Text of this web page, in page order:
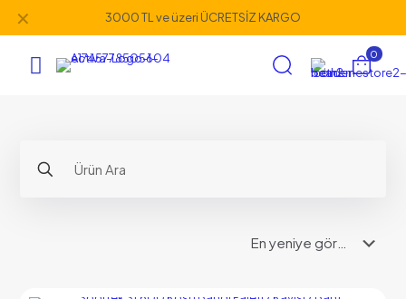
3000 TL ve üzeri ÜCRETSİZ KARGO
✕
0